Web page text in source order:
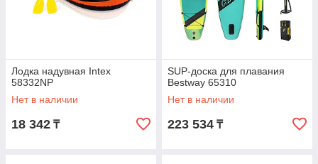
Лодка надувная Intex
58332NP
Нет в наличии
18 342 ₸
SUP-доска для плавания
Bestway 65310
Нет в наличии
223 534 ₸